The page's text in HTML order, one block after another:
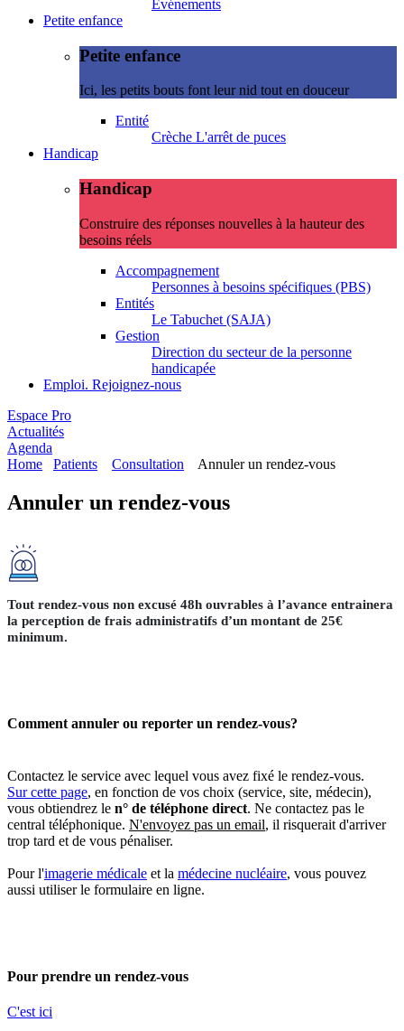
Evénements
Petite enfance
Petite enfance
Ici, les petits bouts font leur nid tout en douceur
Entité
Crèche L'arrêt de puces
Handicap
Handicap
Construire des réponses nouvelles à la hauteur des
besoins réels
Accompagnement
Personnes à besoins spécifiques (PBS)
Entités
Le Tabuchet (SAJA)
Gestion
Direction du secteur de la personne
handicapée
Emploi. Rejoignez-nous
Espace Pro
Actualités
Agenda
Home
Patients Consultation Annuler un rendez-vous
Annuler un rendez-vous
Tout rendez-vous non excusé 48h ouvrables à l’avance entrainera
la perception de frais administratifs d’un montant de 25€
minimum.
Comment annuler ou reporter un rendez-vous?
Contactez le service avec lequel vous avez fixé le rendez-vous.
Sur cette page, en fonction de vos choix (service, site, médecin),
vous obtiendrez le n° de téléphone direct. Ne contactez pas le
central téléphonique. N'envoyez pas un email, il risquerait d'arriver
trop tard et de vous pénaliser.
Pour l'imagerie médicale et la médecine nucléaire, vous pouvez
aussi utiliser le formulaire en ligne.
Pour prendre un rendez-vous
C'est ici